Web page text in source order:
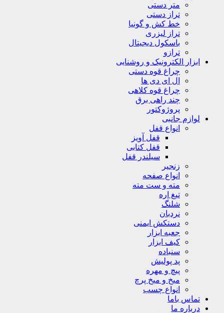
متر دستی
تراز دستی
خط کش و گونیا
تراز لیزری
باسکول دیجیتال
ترازو
ابزار الکترونیک و روشنایی
چراغ قوه دستی
ال ای دی ها
چراغ قوه کلاهی
چند راهی برق
پروژوکتور
لوازم جانبی
انواع قفل
قفل آویز
قفل کتابی
سیلندر قفل
زنجیر
انواع صفحه
مته و ست مته
تیغ اره
شلنگ
نردبان
دستکش ایمنی
جعبه ابزار
کیف ابزار
سنباده
پد پولیش
پیچ و مهره
میخ و میخ پرچ
انواع چسب
تماس باما
درباره ما